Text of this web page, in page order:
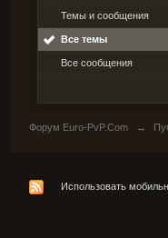
Темы и сообщения
Все темы
Все сообщения
Форум Euro-PvP.Com →
Использовать